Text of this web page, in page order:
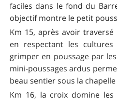
faciles dans le fond du
objectif montre le petit
Km 15, après avoir
en respectant les
grimper en poussage par
mini-poussages ardus
beau sentier sous la chapelle
Km 16, la croix domine